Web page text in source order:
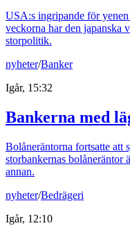
USA:s ingripande för
veckorna har den japanska
storpolitik.
nyheter/Banker
Igår, 15:32
Bankerna med
Bolåneräntorna fortsatte att
storbankernas bolåneräntor
annan.
nyheter/Bedrägeri
Igår, 12:10